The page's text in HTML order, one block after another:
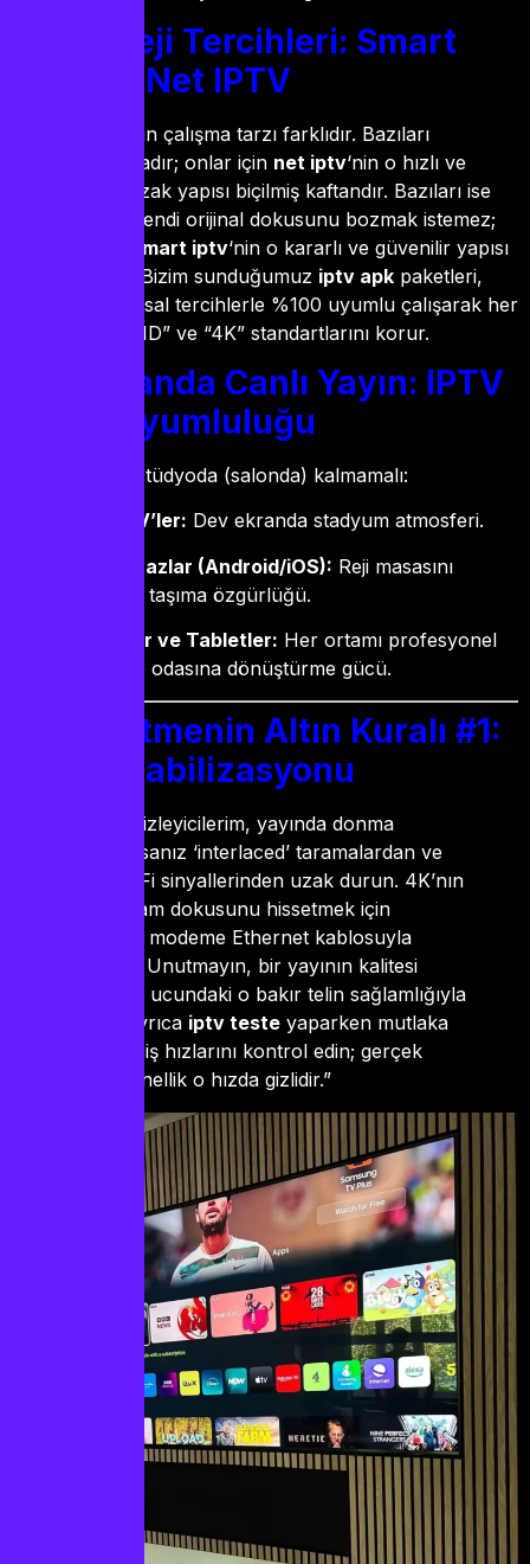
Farklı Reji Tercihleri: Smart
IPTV ve Net IPTV
Her yönetmenin çalışma tarzı farklıdır. Bazıları
sadelikten yanadır; onlar için net iptv‘nin o hızlı ve
karmaşadan uzak yapısı biçilmiş kaftandır. Bazıları ise
televizyonun kendi orijinal dokusunu bozmak istemez;
smart iptv‘nin o kararlı ve güvenilir yapısı
devreye girer. Bizim sunduğumuz iptv apk paketleri,
tüm bu yazılımsal tercihlerle %100 uyumlu çalışarak her
cihazda “Full HD” ve “4K” standartlarını korur.
Her Ekranda Canlı Yayın: IPTV
Cihaz Uyumluluğu
Yayın sadece stüdyoda (salonda) kalmamalı:
Smart TV’ler: Dev ekranda stadyum atmosferi.
Mobil Cihazlar (Android/iOS): Reji masasını
cebinizde taşıma özgürlüğü.
Bilgisayar ve Tabletler: Her ortamı profesyonel
bir izleme odasına dönüştürme gücü.
Yönetmenin Altın Kuralı #1:
Yayın Stabilizasyonu
“Kıymetli izleyicilerim, yayında donma
istemiyorsanız ‘interlaced’ taramalardan ve
zayıf Wi-Fi sinyallerinden uzak durun. 4K’nın
o muazzam dokusunu hissetmek için
cihazınızı modeme Ethernet kablosuyla
bağlayın. Unutmayın, bir yayının kalitesi
kablonun ucundaki o bakır telin sağlamlığıyla
başlar. Ayrıca iptv teste yaparken mutlaka
kanal geçiş hızlarını kontrol edin; gerçek
profesyonellik o hızda gizlidir.”